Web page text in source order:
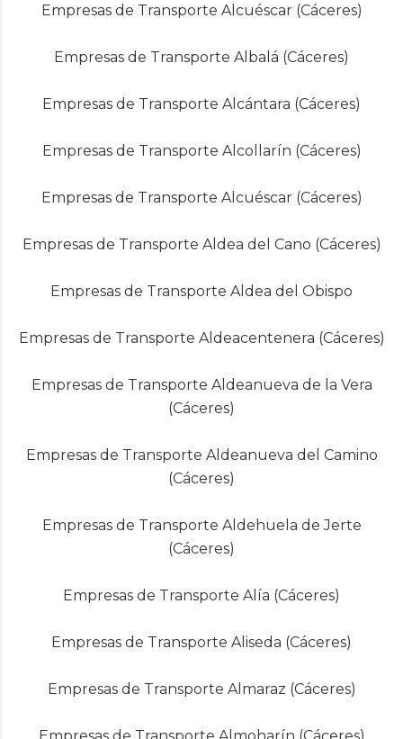
Empresas de Transporte Alcuéscar (Cáceres)
Empresas de Transporte Albalá (Cáceres)
Empresas de Transporte Alcántara (Cáceres)
Empresas de Transporte Alcollarín (Cáceres)
Empresas de Transporte Alcuéscar (Cáceres)
Empresas de Transporte Aldea del Cano (Cáceres)
Empresas de Transporte Aldea del Obispo
Empresas de Transporte Aldeacentenera (Cáceres)
Empresas de Transporte Aldeanueva de la Vera
(Cáceres)
Empresas de Transporte Aldeanueva del Camino
(Cáceres)
Empresas de Transporte Aldehuela de Jerte
(Cáceres)
Empresas de Transporte Alía (Cáceres)
Empresas de Transporte Aliseda (Cáceres)
Empresas de Transporte Almaraz (Cáceres)
Empresas de Transporte Almoharín (Cáceres)